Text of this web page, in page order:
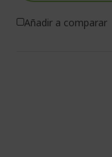
Añadir a comparar